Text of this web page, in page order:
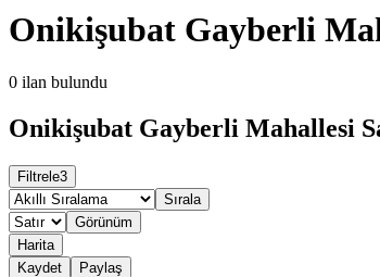
Onikişubat Gayberli
0 ilan bulundu
Onikişubat Gayberli Mahallesi
Filtrele3
Sırala
Görünüm
Harita
Kaydet
Paylaş